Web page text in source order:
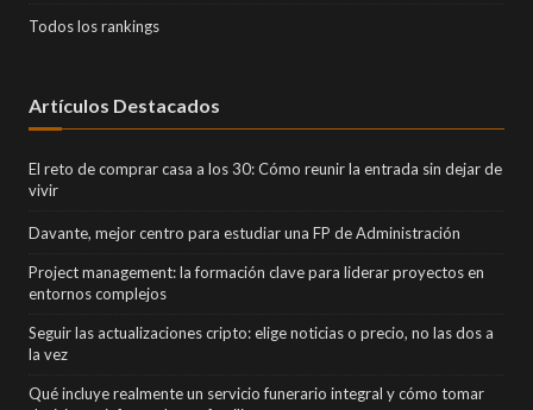
Todos los rankings
Artículos Destacados
El reto de comprar casa a los 30: Cómo reunir la entrada sin dejar de
vivir
Davante, mejor centro para estudiar una FP de Administración
Project management: la formación clave para liderar proyectos en
entornos complejos
Seguir las actualizaciones cripto: elige noticias o precio, no las dos a
la vez
Qué incluye realmente un servicio funerario integral y cómo tomar